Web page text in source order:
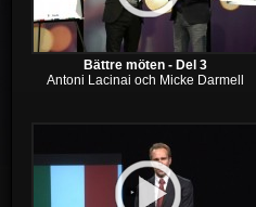
Bättre möten - Del 3
Antoni Lacinai och Micke Darmell